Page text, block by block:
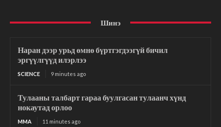
Шинэ
Наран дээр урьд өмнө бүртгэгдээгүй бичил
эргүүлгүүд илэрлээ
SCIENCE 9 minutes ago
Тулааны талбарт гараа буулгасан тулаанч хүнд
нокаутад орлоо
MMA 11 minutes ago